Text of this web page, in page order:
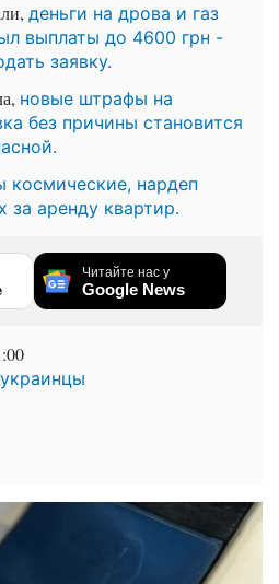
деньги на дрова и газ
выплаты до 4600 грн -
заявку.
новые штрафы на
без причины становится
космические, нардеп
за аренду квартир.
Читайте нас у
Google News
украинцы